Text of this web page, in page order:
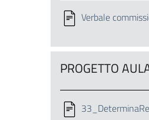
Verbale
PROGETTO